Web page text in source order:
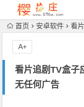
首页 安卓软件 看片
看片追剧TV盒子
无任何广告
A+